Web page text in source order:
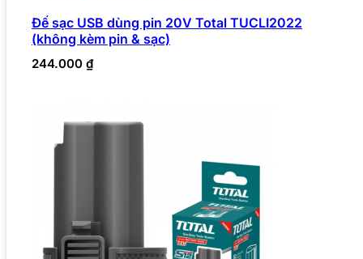
Đế sạc USB dùng pin 20V Total TUCLI2022
(không kèm pin & sạc)
244.000 ₫